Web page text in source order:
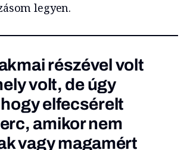
legyen.
részével volt
volt, de úgy
elfecsérelt
amikor nem
vagy magamért